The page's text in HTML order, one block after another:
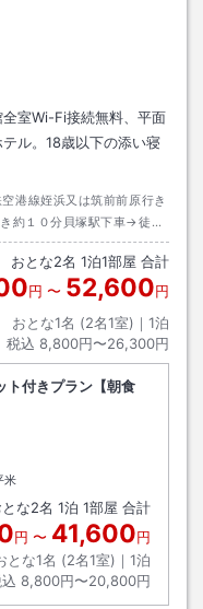
室Wi-Fi接続無料、平面
ル。18歳以下の添い寝
港線姪浜又は筑前前原行き
約１０分貝塚駅下車→徒歩
おとな2名 1泊1部屋 合計
円 〜 52,600円
おとな1名 (2名1室)｜ 1泊
税込 8,800円〜26,300円
ト付きプラン【朝食
米
な2名 1泊 1部屋 合計
円 〜 41,600円
とな1名 (2名1室)｜ 1泊
8,800円〜20,800円